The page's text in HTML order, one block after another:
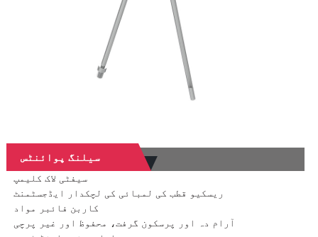
سیلنگ پوائنٹس
سیفٹی لاک کلیمپ
ریسکیو قطب کی لمبائی کی لچکدار ایڈجسٹمنٹ
کاربن فائبر مواد
آرام دہ اور پرسکون گرفت، محفوظ اور غیر پرچی